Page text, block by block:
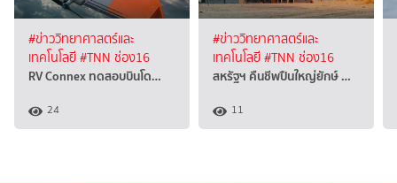
#ข่าววิทยาศาสตร์และ
เทคโนโลยี#TNN ช่อง16
RV Connex ทดสอบบินโด…
24
#ข่าววิทยาศาสตร์และ
เทคโนโลยี#TNN ช่อง16
สหรัฐฯ คืนชีพปืนใหญ่ยักษ์ …
11